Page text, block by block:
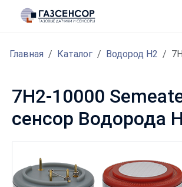
Главная Каталог Водород H2
7H2-10000
сенсор Водорода